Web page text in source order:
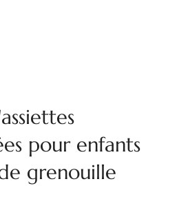
pour enfants
grenouille